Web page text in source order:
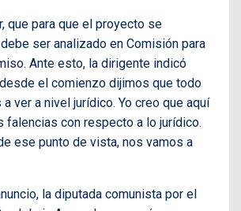
que para que el proyecto se
ser analizado en Comisión para
Ante esto, la dirigente indicó
el comienzo dijimos que todo
ver a nivel jurídico. Yo creo que aquí
falencias con respecto a lo jurídico.
ese punto de vista, nos vamos a
la diputada comunista por el